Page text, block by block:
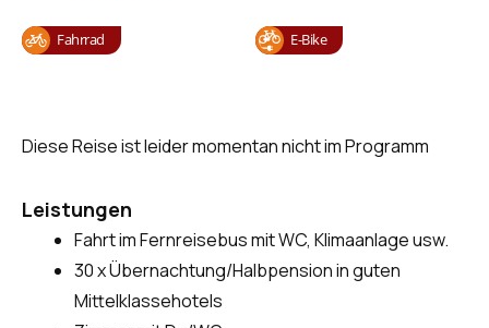
Fahrrad E-Bike
Diese Reise ist leider momentan nicht im Programm
Leistungen
Fahrt im Fernreisebus mit WC, Klimaanlage usw.
30 x Übernachtung/Halbpension in guten
Mittelklassehotels